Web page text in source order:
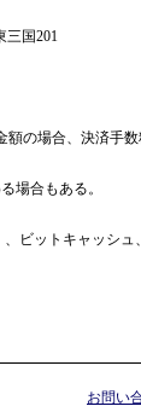
三国201
の場合、決済手数
場合もある。
ビットキャッシュ
お問い